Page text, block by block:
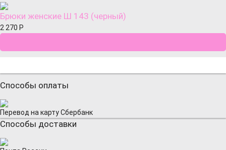
Брюки женские Ш 143 (черный)
2 270 Р
Способы оплаты
Перевод на карту Сбербанк
Способы доставки